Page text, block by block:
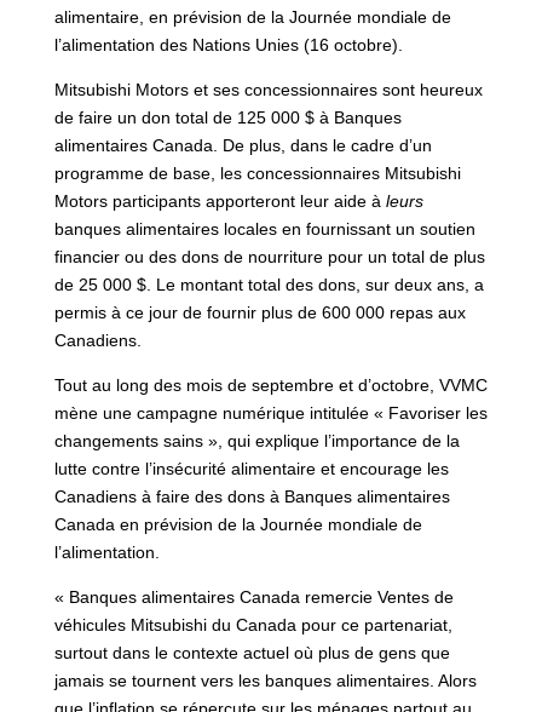
alimentaire, en prévision de la Journée mondiale de
l’alimentation des Nations Unies (16 octobre).
Mitsubishi Motors et ses concessionnaires sont heureux
de faire un don total de 125 000 $ à Banques
alimentaires Canada. De plus, dans le cadre d’un
programme de base, les concessionnaires Mitsubishi
Motors participants apporteront leur aide à leurs
banques alimentaires locales en fournissant un soutien
financier ou des dons de nourriture pour un total de plus
de 25 000 $. Le montant total des dons, sur deux ans, a
permis à ce jour de fournir plus de 600 000 repas aux
Canadiens.
Tout au long des mois de septembre et d’octobre, VVMC
mène une campagne numérique intitulée « Favoriser les
changements sains », qui explique l’importance de la
lutte contre l’insécurité alimentaire et encourage les
Canadiens à faire des dons à Banques alimentaires
Canada en prévision de la Journée mondiale de
l’alimentation.
« Banques alimentaires Canada remercie Ventes de
véhicules Mitsubishi du Canada pour ce partenariat,
surtout dans le contexte actuel où plus de gens que
jamais se tournent vers les banques alimentaires. Alors
que l’inflation se répercute sur les ménages partout au